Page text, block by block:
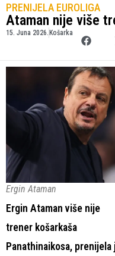
PRENIJELA EUROLIGA
Ataman nije više
15. Juna 2026. Košarka
Ergin Ataman
Ergin Ataman više nije
trener košarkaša
Panathinaikosa, prenijela